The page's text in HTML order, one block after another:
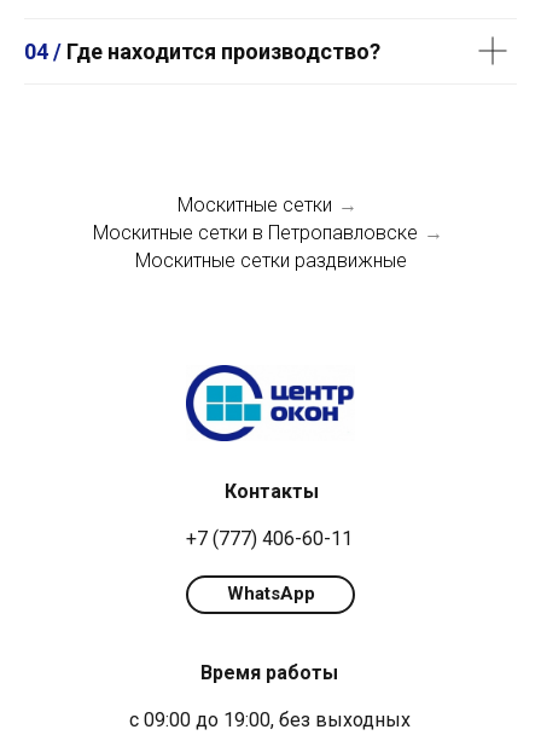
04 / Где находится производство?
Москитные сетки →
Москитные сетки в Петропавловске →
Москитные сетки раздвижные
+7 (777) 406-60-11
с 09:00 до 19:00, без выходных
Время работы
Контакты
WhatsApp